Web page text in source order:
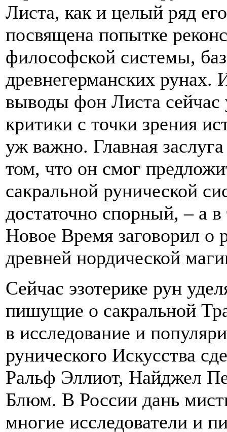
Листа, как и целый ряд
посвящена попытке
философской системы,
древнегерманских рунах.
выводы фон Листа сейчас
критики с точки зрения
уж важно. Главная
том, что он смог
сакральной рунической
достаточно спорный, – а
Новое Время заговорил о
древней нордической
Сейчас эзотерике рун
пишущие о сакральной
в исследование и
рунического Искусства
Ральф Эллиот, Найджел
Блюм. В России дань
многие исследователи и